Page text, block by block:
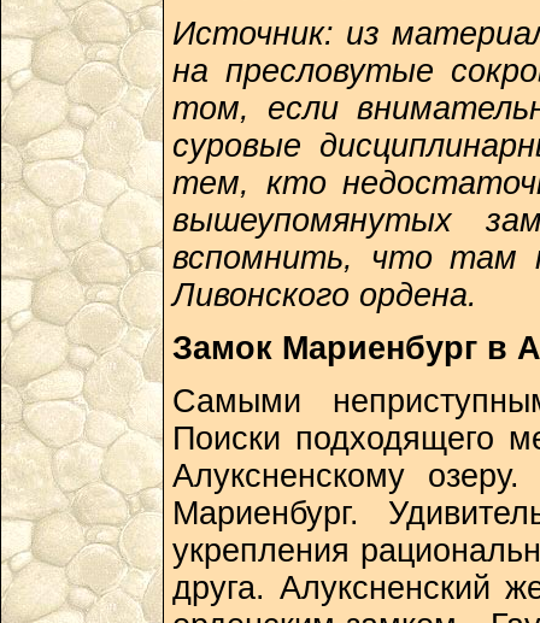
Источник: из
на пресловутые
том, если
суровые
тем, кто
вышеупомянутых
вспомнить, что там
Ливонского ордена.
Замок Мариенбург в
Самыми
Поиски подходящего
Алуксненскому
Мариенбург.
укрепления
друга. Алуксненский